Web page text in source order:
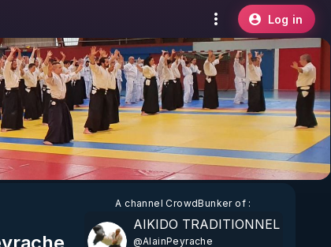
Log in
A channelCrowdBunkerof :
AIKIDO TRADITIONNEL
@AlainPeyrache